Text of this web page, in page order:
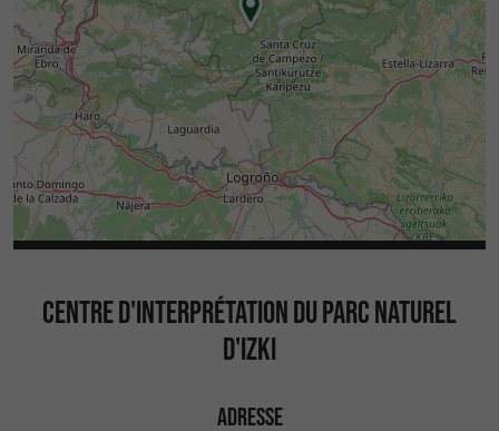
CENTRE D'INTERPRÉTATION DU PARC NATUREL
D'IZKI
ADRESSE